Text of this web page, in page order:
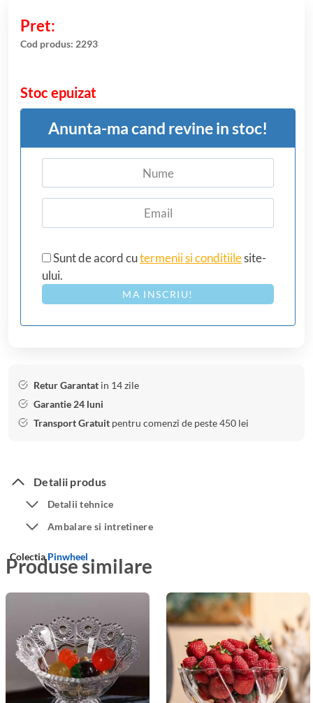
Cod produs: 2293
Stoc epuizat
Anunta-ma cand revine in stoc!
Sunt de acord cutermenii si conditiilesite-
ului.
MA INSCRIU!
Retur Garantat in 14 zile
Garantie 24 luni
Transport Gratuit pentru comenzi de peste 450 lei
Detalii produs
Detalii tehnice
Ambalare si intretinere
ColectiaPinwheel
Produse similare